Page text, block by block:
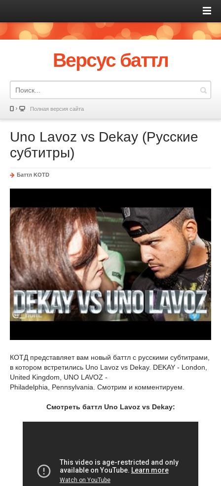
Версус баттл
Полная версия сайта
Uno Lavoz vs Dekay (Русские
субтитры)
Баттл KOTD
КОТД представляет вам новый баттл с русскими субтитрами,
в котором встретились Uno Lavoz vs Dekay. DEKAY - London,
United Kingdom, UNO LAVOZ -
Philadelphia, Pennsylvania. Смотрим и комментируем.
Смотреть баттл Uno Lavoz vs Dekay: